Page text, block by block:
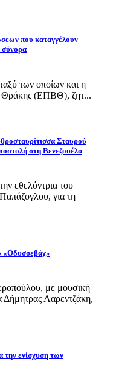
που καταγγέλουν
σύνορα
των οποίων και η
Θράκης (ΕΠΒΘ), ζητ...
Σταυρού
στη Βενεζουέλα
εθελόντρια του
για τη
«Οδυσσεβάχ»
με μουσική
Δήμητρας Λαρεντζάκη,
την ενίσχυση των